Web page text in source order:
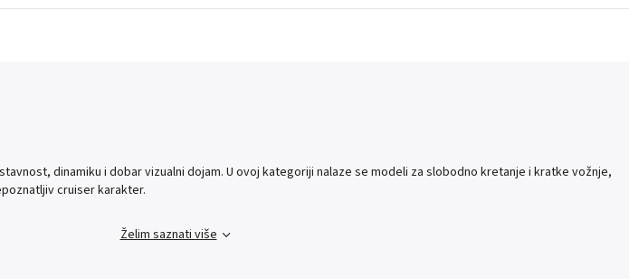
dinamiku i dobar vizualni dojam. U ovoj kategoriji nalaze se modeli za slobodno kretanje i kratke vožnje,
cruiser karakter.
Želim saznati više